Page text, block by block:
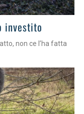
investito
non ce l’ha fatta